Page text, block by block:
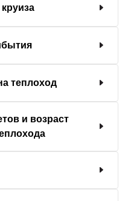
теплоход
и возраст